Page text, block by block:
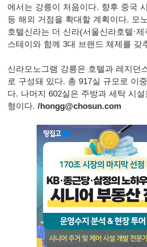
에서는 강릉이 처음이다. 향후 중국
등 해외 거점을 확대할 계획이다. 모
호텔신라는 더 신라(서울신라호텔·
스테이와 함께 3대 브랜드 체제를 갖
신라모노그램 강릉은 호텔과 레지던
로 구성돼 있다. 총 917실 규모로 이
다. 나머지 602실은 주방과 세탁 시
형이다. /hongg@chosun.com